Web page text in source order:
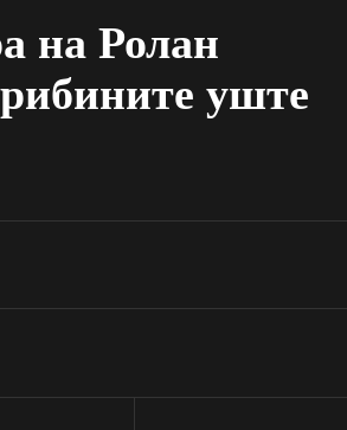
на Ролан
уште